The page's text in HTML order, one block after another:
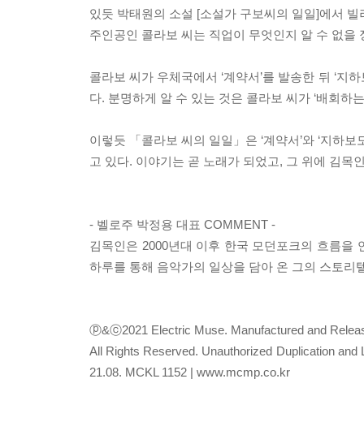
있듯 박태원의 소설 [소설가 구보씨의 일일]에서
주인공인 콜라보 씨는 직업이 무엇인지 알 수 없
콜라보 씨가 우체국에서 ‘계약서’를 발송한 뒤 ‘지
다. 분명하게 알 수 있는 것은 콜라보 씨가 ‘배회하
이렇듯 「콜라보 씨의 일일」은 ‘계약서’와 ‘지하
고 있다. 이야기는 곧 노래가 되었고, 그 위에 김목
- 벨로주 박정용 대표 COMMENT -
김목인은 2000년대 이후 한국 모던포크의 흐름을
하루를 통해 음악가의 일상을 담아 온 그의 스토
ⓟ&ⓒ2021 Electric Muse. Manufactured and
All Rights Reserved. Unauthorized Duplication
21.08. MCKL 1152 | www.mcmp.co.kr